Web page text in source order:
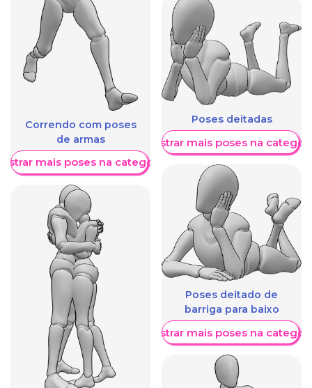
Correndo com poses
de armas
mais poses na categoria
Poses deitadas
Mostrar mais poses na
Poses deitado de
barriga para baixo
Mostrar mais poses na